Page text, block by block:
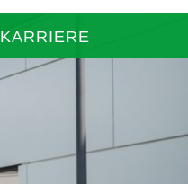
KARRIERE